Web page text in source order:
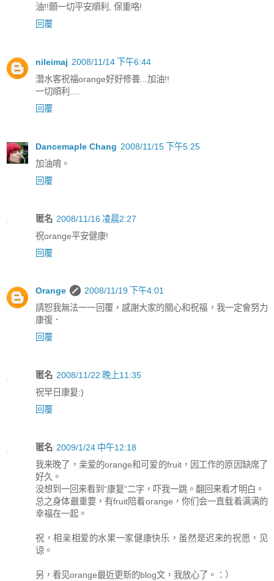
油!!願一切平安順利, 保重咯!
回覆
nileimaj 2008/11/14 下午6:44
潛水客祝福orange好好修養...加油!!
一切順利....
回覆
Dancemaple Chang 2008/11/15 下午5:25
加油唷。
回覆
匿名 2008/11/16 凌晨2:27
祝orange平安健康!
回覆
Orange
2008/11/19 下午4:01
請恕我無法一一回覆，感謝大家的關心和祝福，我一定會努力
康復．
回覆
匿名 2008/11/22 晚上11:35
祝早日康复:)
回覆
匿名 2009/1/24 中午12:18
我来晚了，亲爱的orange和可爱的fruit，因工作的原因缺席了
好久。
没想到一回来看到“康复”二字，吓我一跳。翻回来看才明白。
总之身体最重要，有fruit陪着orange，你们会一直载着满满的
幸福在一起。
祝，相亲相爱的水果一家健康快乐，虽然是迟来的祝愿，见
谅。
另，看见orange最近更新的blog文，我放心了。：）